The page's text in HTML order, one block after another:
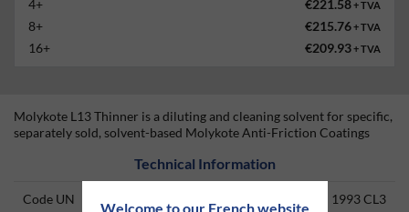
Welcome to our French website
4+ €221.58+ TVA
8+ €215.76+ TVA
16+ €209.93+ TVA
Molykote L13 Thinner is a diluting and cleaning solvent for specific,
separately sold, solvent-based Molykote Anti-Friction Coatings
Technical Information
Code UN 1993 CL3